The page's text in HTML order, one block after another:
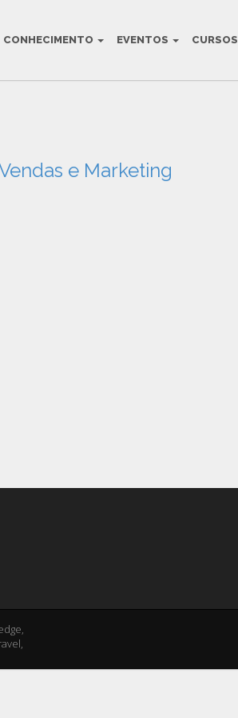
CONHECIMENTO EVENTOS CURSOS
e Marketing